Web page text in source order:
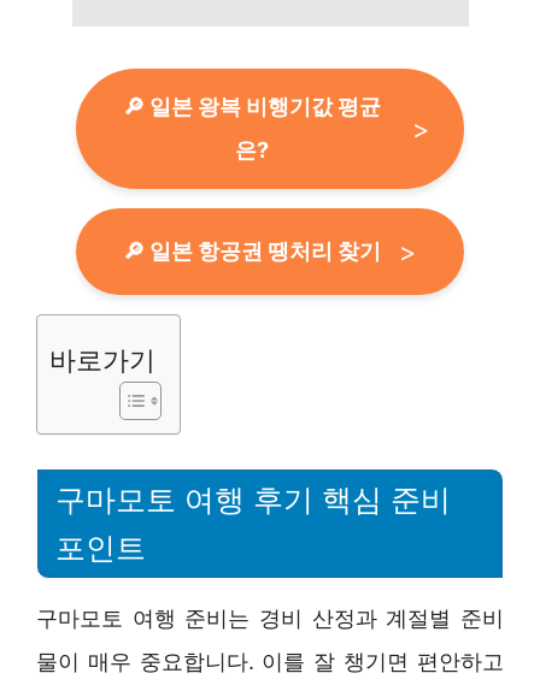
🔎 일본 왕복 비행기값 평균
은?
🔎 일본 항공권 땡처리 찾기
바로가기
구마모토 여행 후기 핵심 준비
포인트
구마모토 여행 준비는 경비 산정과 계절별 준비
물이 매우 중요합니다. 이를 잘 챙기면 편안하고